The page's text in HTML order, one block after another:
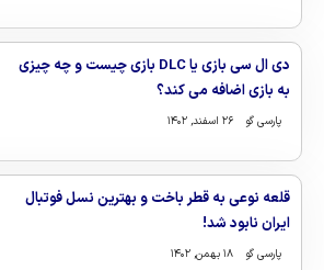
دی ال سی بازی یا DLC بازی چیست و چه چیزی
به بازی اضافه می کند؟
پارسی گو ۲۶ اسفند, ۱۴۰۲
قلعه نوعی به قطر باخت و بهترین نسل فوتبال
ایران نابود شد!
پارسی گو ۱۸ بهمن, ۱۴۰۲